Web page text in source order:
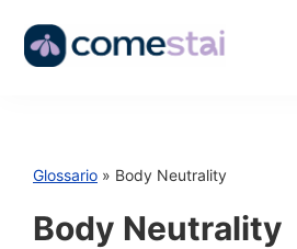
Glossario » Body Neutrality
Body Neutrality